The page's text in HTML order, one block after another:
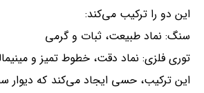
این دو را ترکیب می‌کند:
سنگ: نماد طبیعت، ثبات و گرمی
توری فلزی: نماد دقت، خطوط تمیز و
این ترکیب، حسی ایجاد می‌کند که دیوار